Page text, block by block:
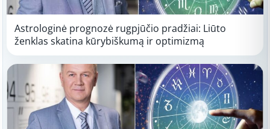
Astrologinė prognozė rugpjūčio pradžiai: Liūto
ženklas skatina kūrybiškumą ir optimizmą